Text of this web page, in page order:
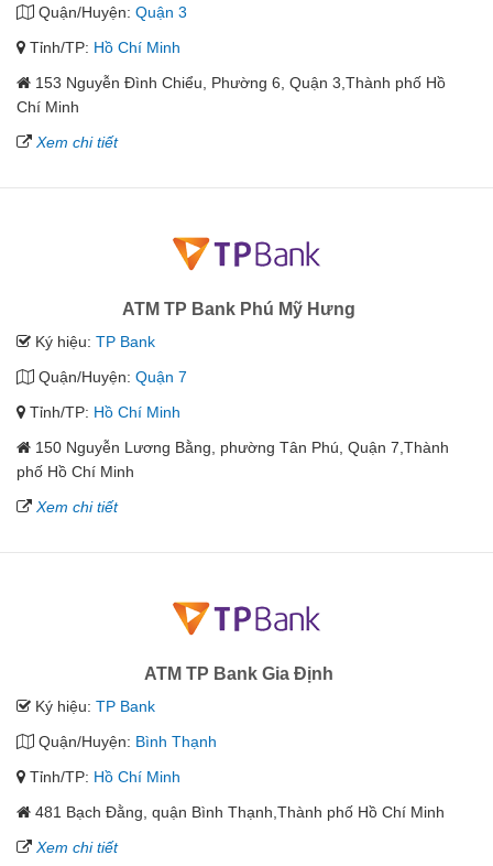
Quận/Huyện: Quận 3
Tỉnh/TP: Hồ Chí Minh
153 Nguyễn Đình Chiểu, Phường 6, Quận 3,Thành phố Hồ
Chí Minh
Xem chi tiết
ATM TP Bank Phú Mỹ Hưng
Ký hiệu: TP Bank
Quận/Huyện: Quận 7
Tỉnh/TP: Hồ Chí Minh
150 Nguyễn Lương Bằng, phường Tân Phú, Quận 7,Thành
phố Hồ Chí Minh
Xem chi tiết
ATM TP Bank Gia Định
Ký hiệu: TP Bank
Quận/Huyện: Bình Thạnh
Tỉnh/TP: Hồ Chí Minh
481 Bạch Đằng, quận Bình Thạnh,Thành phố Hồ Chí Minh
Xem chi tiết